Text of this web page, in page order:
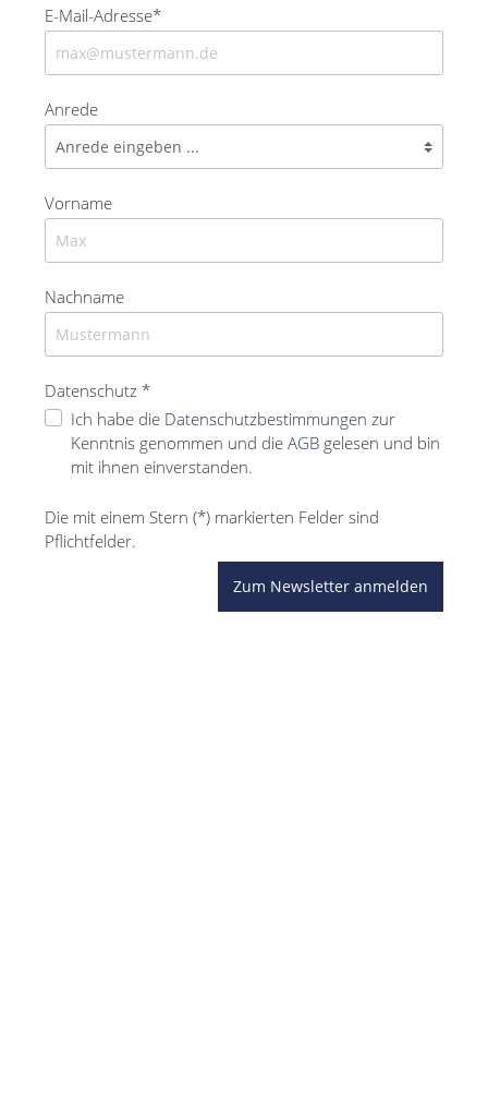
E-Mail-Adresse*
Anrede
Vorname
Nachname
Datenschutz *
Ich habe die Datenschutzbestimmungen zur
Kenntnis genommen und die AGB gelesen und bin
mit ihnen einverstanden.
Die mit einem Stern (*) markierten Felder sind
Pflichtfelder.
Zum Newsletter anmelden